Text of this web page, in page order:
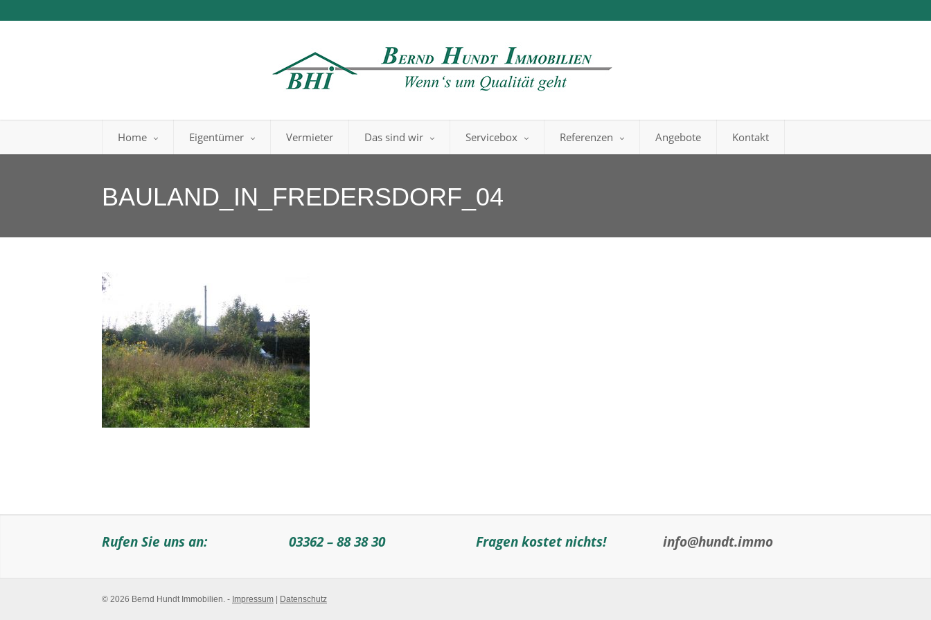
Home Eigentümer Vermieter Das sind wir Servicebox Referenzen Angebote Kontakt
BAULAND_IN_FREDERSDORF_04
Rufen Sie uns an: 03362 – 88 38 30 Fragen kostet nichts! info@hundt.immo
© 2026 Bernd Hundt Immobilien. - Impressum Datenschutz